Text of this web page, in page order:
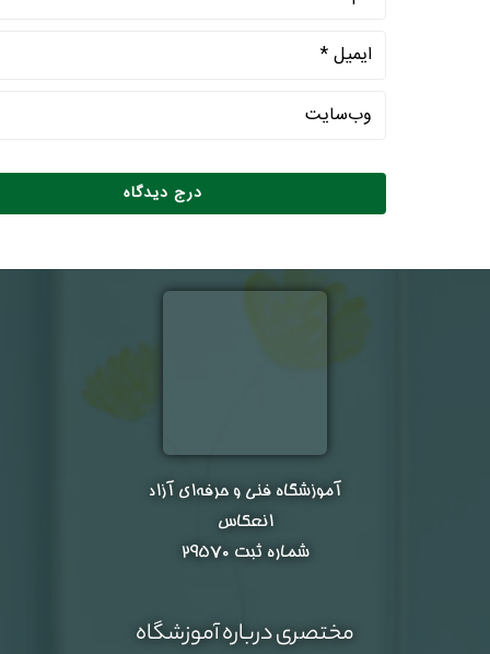
آموزشگاه فنی و حرفه‌ای آزاد
انعکاس
شماره ثبت ۲۹۵۷۰
مختصری درباره آموزشگاه